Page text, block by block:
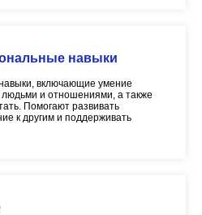
навыки
включающие умение
людьми и отношениями, а также
Помогают развивать
к другим и поддерживать